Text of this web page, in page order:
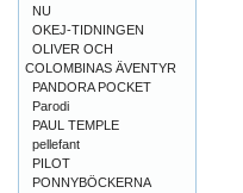
NU
OKEJ-TIDNINGEN
OLIVER OCH
COLOMBINAS ÄVENTYR
PANDORA POCKET
Parodi
PAUL TEMPLE
pellefant
PILOT
PONNYBÖCKERNA